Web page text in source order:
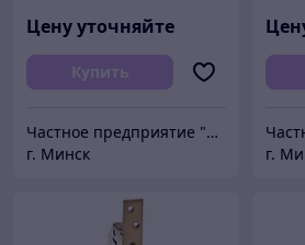
Цену уточняйте
Купить
Частное предприятие "Сибалок"
г. Минск
г.